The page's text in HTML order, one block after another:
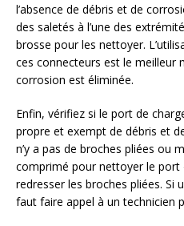
l’absence de débris et de
des saletés à l’une des
brosse pour les nettoyer.
ces connecteurs est le meilleur
corrosion est éliminée.
Enfin, vérifiez si le port de
propre et exempt de débris et
n’y a pas de broches pliées ou
comprimé pour nettoyer le
redresser les broches pliées. Si
faut faire appel à un technicien